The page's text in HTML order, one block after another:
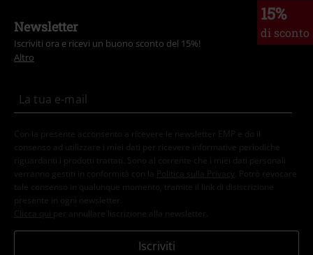
15%
di sconto
Newsletter
Iscriviti ora e ricevi un buono sconto del 15%!
Altro
Con la presente acconsento a ricevere le newsletter EMP e do il
consenso ad utilizzare i miei dati per ricevere informative periodiche
riguardanti i prodotti trattati. Sono al corrente che i miei dati personali
verranno gestiti in conformità con la
Politica sulla Privacy
. Potrò revocare
tale consenso in qualunque momento, tramite il link di disiscrizione
presente in ogni newsletter.
Clicca qui per annullare liscrizione alla newsletter.
Iscriviti